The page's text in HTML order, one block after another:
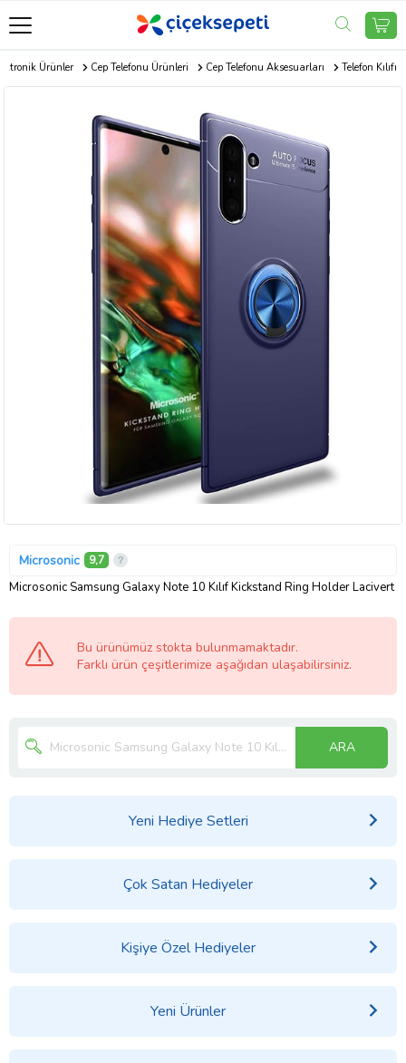
Ürünler Cep Telefonu Ürünleri Cep Telefonu Aksesuarları Telefon Kılıfı
Microsonic 9,7
Microsonic Samsung Galaxy Note 10 Kılıf Kickstand Ring Holder Lacivert
Bu ürünümüz stokta bulunmamaktadır.
Farklı ürün çeşitlerimize aşağıdan ulaşabilirsiniz.
ARA
Yeni Hediye Setleri
Çok Satan Hediyeler
Kişiye Özel Hediyeler
Yeni Ürünler